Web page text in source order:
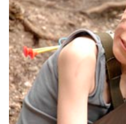
b
o
o
k
er a
o